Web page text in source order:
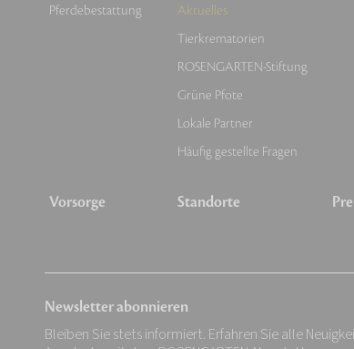
Pferdebestattung
Vorsorge
Aktuelles
Tierkrematorien
ROSENGARTEN-Stiftung
Grüne Pfote
Lokale Partner
Häufig gestellte Fragen
Standorte
Newsletter abonnieren
Bleiben Sie stets informiert. Erfahren Sie alle